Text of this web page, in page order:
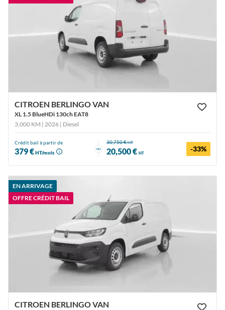
CITROEN BERLINGO VAN
XL 1.5 BlueHDi 130ch EAT8
3,000 KM | 2026 | Diesel
Crédit bail à partir de
379 €HT/mois
ou
30,750 €HT
20,500 € HT -33%
EN ARRIVAGE
OFFRE CRÉDIT BAIL
CITROEN BERLINGO VAN